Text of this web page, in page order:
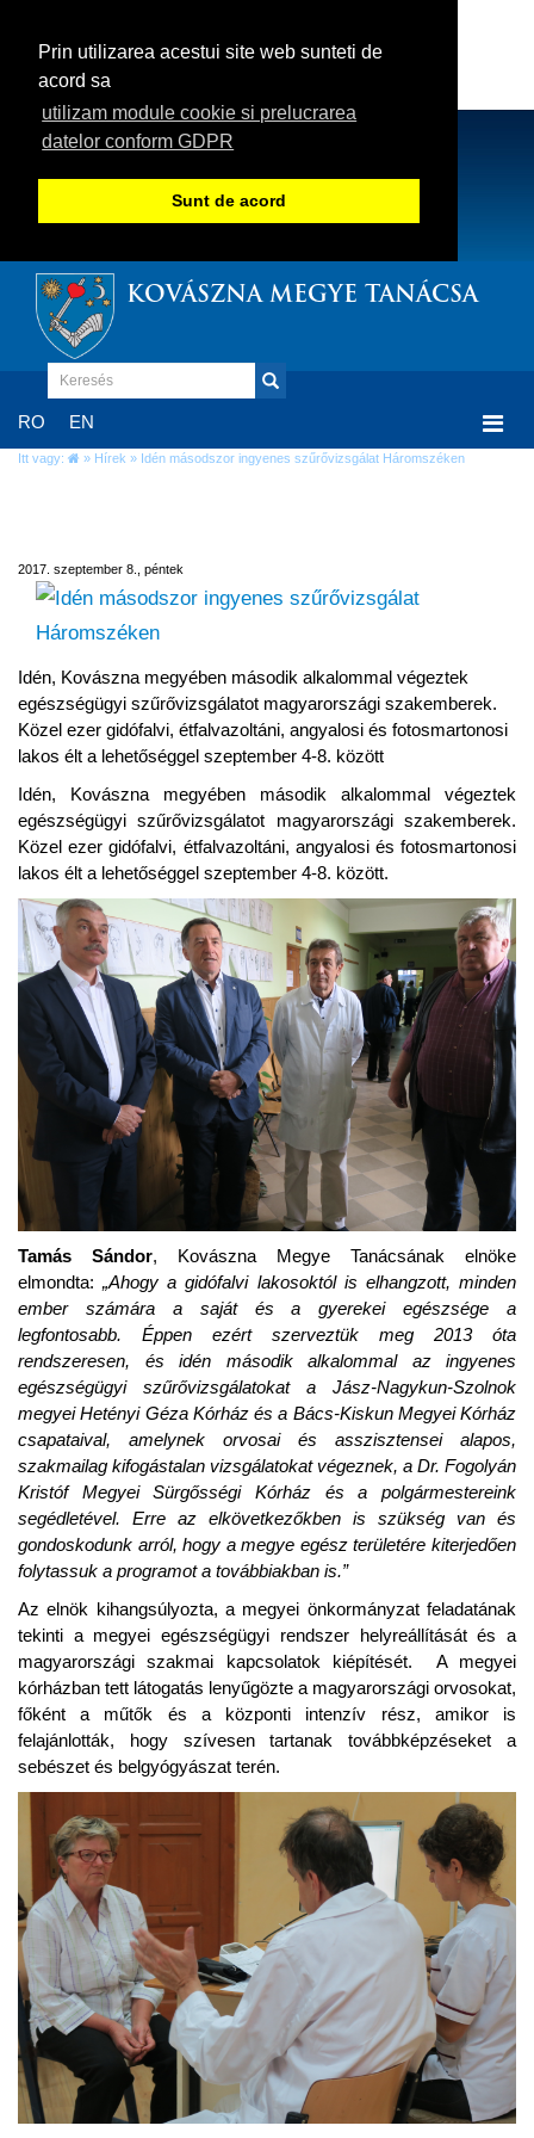
Prin utilizarea acestui site web sunteti de
acord sa
utilizam module cookie si prelucrarea
datelor conform GDPR
Sunt de acord
KOVÁSZNA MEGYE TANÁCSA
RO EN
Itt vagy: » Hírek » Idén másodszor ingyenes szűrővizsgálat Háromszéken
2017. szeptember 8., péntek
Idén, Kovászna megyében második alkalommal végeztek
egészségügyi szűrővizsgálatot magyarországi szakemberek.
Közel ezer gidófalvi, étfalvazoltáni, angyalosi és fotosmartonosi
lakos élt a lehetőséggel szeptember 4-8. között
Idén, Kovászna megyében második alkalommal végeztek
egészségügyi szűrővizsgálatot magyarországi szakemberek.
Közel ezer gidófalvi, étfalvazoltáni, angyalosi és fotosmartonosi
lakos élt a lehetőséggel szeptember 4-8. között.
Tamás Sándor, Kovászna Megye Tanácsának elnöke
elmondta:„Ahogy agidófalvi lakosoktólis elhangzott, minden
ember számára a saját és a gyerekei egészsége a
legfontosabb. Éppen ezért szerveztük meg 2013 óta
rendszeresen, és idén második alkalommal az ingyenes
egészségügyi szűrővizsgálatokat a Jász-Nagykun-Szolnok
megyei Hetényi Géza Kórház és a Bács-Kiskun Megyei Kórház
csapataival, amelynek orvosai és asszisztensei alapos,
szakmailag kifogástalan vizsgálatokat végeznek, a Dr. Fogolyán
Kristóf Megyei Sürgősségi Kórház és a polgármestereink
segédletével. Erre az elkövetkezőkben is szükség van és
gondoskodunk arról, hogy a megye egész területére kiterjedően
folytassuk a programot a továbbiakban is.”
Az elnök kihangsúlyozta, a megyei önkormányzat feladatának
tekinti a megyei egészségügyi rendszer helyreállítását és a
magyarországi szakmai kapcsolatok kiépítését. A megyei
kórházban tett látogatás lenyűgözte a magyarországi orvosokat,
főként a műtők és a központi intenzív rész, amikor is
felajánlották, hogy szívesen tartanak továbbképzéseket a
sebészet és belgyógyászat terén.